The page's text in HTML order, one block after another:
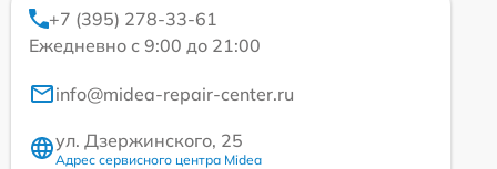
+7 (395) 278-33-61
Ежедневно с 9:00 до 21:00
info@midea-repair-center.ru
ул. Дзержинского, 25
Адрес сервисного центра Midea